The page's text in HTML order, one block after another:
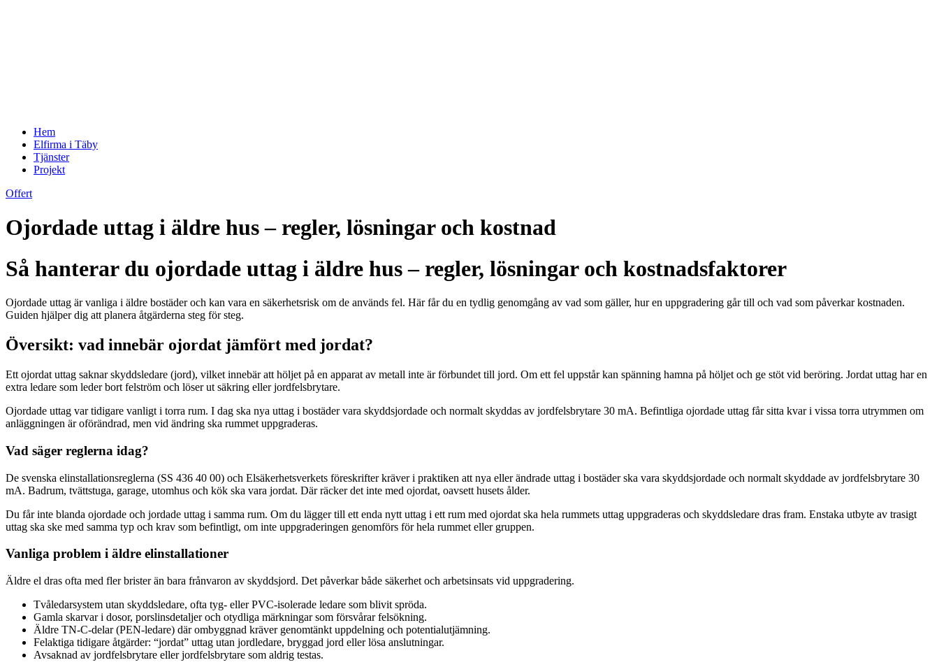
Hem
Elfirma i Täby
Tjänster
Projekt
Offert
Ojordade uttag i äldre hus – regler, lösningar och kostnad
Så hanterar du ojordade uttag i äldre hus – regler, lösningar och kostnadsfaktorer
Ojordade uttag är vanliga i äldre bostäder och kan vara en säkerhetsrisk om de används fel. Här får du en tydlig genomgång av vad som gäller, hur en uppgradering går till och vad som påverkar kostnaden.
Guiden hjälper dig att planera åtgärderna steg för steg.
Översikt: vad innebär ojordat jämfört med jordat?
Ett ojordat uttag saknar skyddsledare (jord), vilket innebär att höljet på en apparat av metall inte är förbundet till jord. Om ett fel uppstår kan spänning hamna på höljet och ge stöt vid beröring. Jordat uttag har en
extra ledare som leder bort felström och löser ut säkring eller jordfelsbrytare.
Ojordade uttag var tidigare vanligt i torra rum. I dag ska nya uttag i bostäder vara skyddsjordade och normalt skyddas av jordfelsbrytare 30 mA. Befintliga ojordade uttag får sitta kvar i vissa torra utrymmen om
anläggningen är oförändrad, men vid ändring ska rummet uppgraderas.
Vad säger reglerna idag?
De svenska elinstallationsreglerna (SS 436 40 00) och Elsäkerhetsverkets föreskrifter kräver i praktiken att nya eller ändrade uttag i bostäder ska vara skyddsjordade och normalt skyddade av jordfelsbrytare 30
mA. Badrum, tvättstuga, garage, utomhus och kök ska vara jordat. Där räcker det inte med ojordat, oavsett husets ålder.
Du får inte blanda ojordade och jordade uttag i samma rum. Om du lägger till ett enda nytt uttag i ett rum med ojordat ska hela rummets uttag uppgraderas och skyddsledare dras fram. Enstaka utbyte av trasigt
uttag ska ske med samma typ och krav som befintligt, om inte uppgraderingen genomförs för hela rummet eller gruppen.
Vanliga problem i äldre elinstallationer
Äldre el dras ofta med fler brister än bara frånvaron av skyddsjord. Det påverkar både säkerhet och arbetsinsats vid uppgradering.
Tvåledarsystem utan skyddsledare, ofta tyg- eller PVC-isolerade ledare som blivit spröda.
Gamla skarvar i dosor, porslinsdetaljer och otydliga märkningar som försvårar felsökning.
Äldre TN-C-delar (PEN-ledare) där ombyggnad kräver genomtänkt uppdelning och potentialutjämning.
Felaktiga tidigare åtgärder: “jordat” uttag utan jordledare, bryggad jord eller lösa anslutningar.
Avsaknad av jordfelsbrytare eller jordfelsbrytare som aldrig testas.